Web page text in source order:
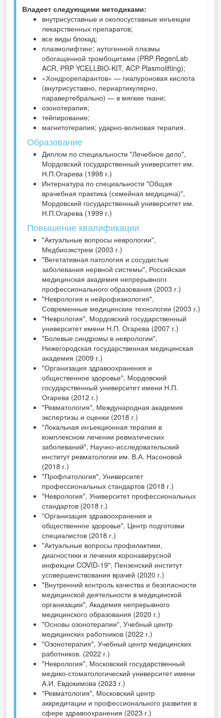
Владеет следующими методиками:
внутрисуставные и околосуставные инъекции
лекарственных препаратов;
все виды блокад;
плазмолифтинг; аутогенной плазмы
обогащенной тромбоцитами (PRP RegenLab
ACR, PRP YCELLBIO-KIT, ACP Plasmolifting);
«Хондрорепарантов» — гиалуроновая кислота
(внутрисуставно, периартикулярно,
паравертебрально) — в мягкие ткани;
озонотерапия;
тейпирование;
магнитотерапия; ударно-волновая терапия.
Образование
Диплом по специальности "Лечебное дело",
Мордовский государственный университет им.
Н.П.Огарева (1998 г.)
Интернатура по специальности "Общая
врачебная практика (семейная медицина)",
Мордовский государственный университет им.
Н.П.Огарева (1999 г.)
Повышение квалификации
"Актуальные вопросы неврологии",
Медбиоэкстрем (2003 г.)
"Вегетативная патология и сосудистые
заболевания нервной системы", Российская
медицинская академия непрерывного
профессионального образования (2003 г.)
"Неврология и нейрофизиология",
Современные медицинские технологии (2003 г.)
"Неврология", Мордовский государственный
университет имени Н.П. Огарева (2007 г.)
"Болевые синдромы в неврологии",
Нижегородская государственная медицинская
академия (2009 г.)
"Организация здравоохранения и
общественное здоровье", Мордовский
государственный университет имени Н.П.
Огарева (2012 г.)
"Ревматология", Международная академия
экспертизы и оценки (2018 г.)
"Локальная инъекционная терапия в
комплексном лечении ревматических
заболеваний", Научно-исследовательский
институт ревматологии им. В.А. Насоновой
(2018 г.)
"Профпатология", Университет
профессиональных стандартов (2018 г.)
"Неврология", Университет профессиональных
стандартов (2018 г.)
"Организация здравоохранения и
общественное здоровье", Центр подготовки
специалистов (2018 г.)
"Актуальные вопросы профилактики,
диагностики и лечения коронавирусной
инфекции COVID-19", Пензенский институт
усовершенствования врачей (2020 г.)
"Внутренний контроль качества и безопасности
медицинской деятельности в медицинской
организации", Академия непрерывного
медицинского образования (2020 г.)
"Основы озонотерапии", Учебный центр
медицинских работников (2022 г.)
"Озонотерапия", Учебный центр медицинских
работников. (2022 г.)
"Неврология", Московский государственный
медико-стоматологический университет имени
А.И. Евдокимова (2023 г.)
"Ревматология", Московский центр
аккредитации и профессионального развития в
сфере здравоохранения (2023 г.)